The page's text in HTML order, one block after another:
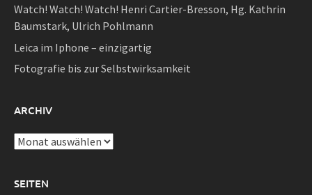
Watch! Watch! Watch! Henri Cartier-Bresson, Hg. Kathrin
Baumstark, Ulrich Pohlmann
Leica im Iphone – einzigartig
Fotografie bis zur Selbstwirksamkeit
ARCHIV
Archiv
SEITEN